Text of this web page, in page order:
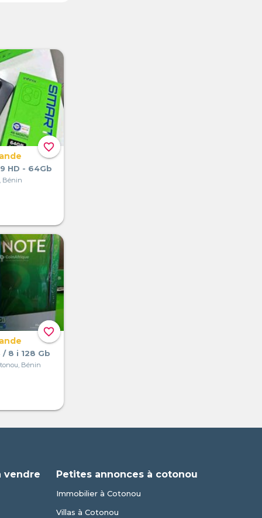
favorite_border
HD - 64Gb
Bénin
favorite_border
8 i 128 Gb
Bénin
vendre Petites annonces à cotonou
Immobilier à Cotonou
Villas à Cotonou